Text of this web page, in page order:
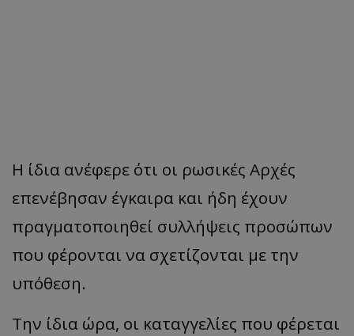
Η ίδια ανέφερε ότι οι ρωσικές Αρχές
επενέβησαν έγκαιρα και ήδη έχουν
πραγματοποιηθεί συλλήψεις προσώπων
που φέρονται να σχετίζονται με την
υπόθεση.
Την ίδια ώρα, οι καταγγελίες που φέρεται